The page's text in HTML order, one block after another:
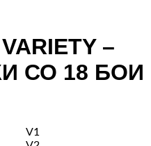
–
СО 18 БОИ
V1